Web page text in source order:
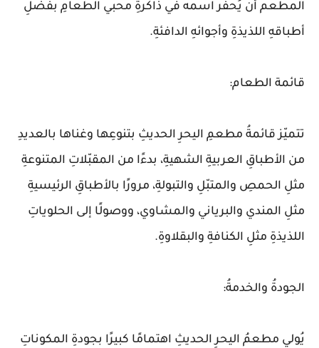
المطعم أن يُحفر اسمه في ذاكرةِ محبي الطعامِ بفضلِ
أطباقهِ اللذيذةِ وأجوائهِ الدافئةِ.
قائمة الطعام:
تتميّز قائمةُ مطعمِ اليحرِ الحديثِ بتنوعِها وغناها بالعديدِ
من الأطباقِ العربيةِ الشهيةِ، بدءًا من المقبّلاتِ المتنوعةِ
مثلِ الحمصِ والمتبّلِ والتبولةِ، مرورًا بالأطباقِ الرئيسيةِ
مثلِ المندي والبرياني والمشاوي، ووصولًا إلى الحلوياتِ
اللذيذةِ مثلِ الكنافةِ والبقلاوةِ.
الجودةُ والخدمةُ:
يُولي مطعمُ اليحرِ الحديثِ اهتمامًا كبيرًا بجودةِ المكوناتِ